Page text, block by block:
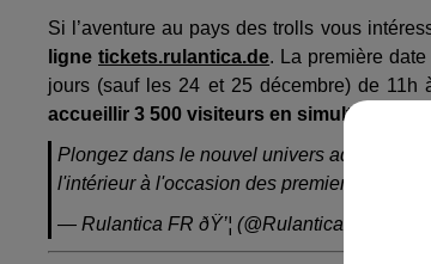
Si l’aventure au pays des trolls vous
lignetickets.rulantica.de. La première
jours (sauf les 24 et 25 décembre) de
accueillir 3 500 visiteurs en simultané,
Plongez dans le nouvel univers aquatique
l'intérieur à l'occasion des premiers tests du
— Rulantica FR ðŸ’¦ (@RulanticaFR)